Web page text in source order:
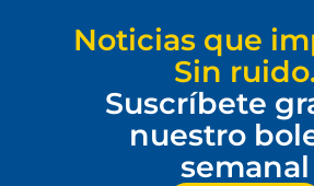
Noticias que
Sin
Suscríbete
nuestro
semanal